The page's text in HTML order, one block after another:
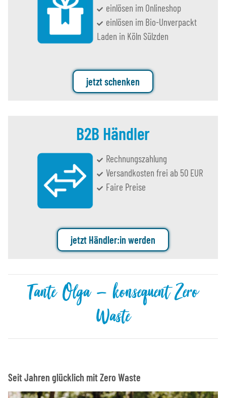
einlösen im Onlineshop
einlösen im Bio-Unverpackt
Laden in Köln Sülzden
jetzt schenken
B2B Händler
Rechnungszahlung
Versandkosten frei ab 50 EUR
Faire Preise
jetzt Händler:in werden
Tante Olga – konsequent Zero
Waste
Seit Jahren glücklich mit Zero Waste